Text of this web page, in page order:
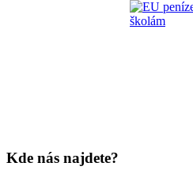
Kde nás najdete?